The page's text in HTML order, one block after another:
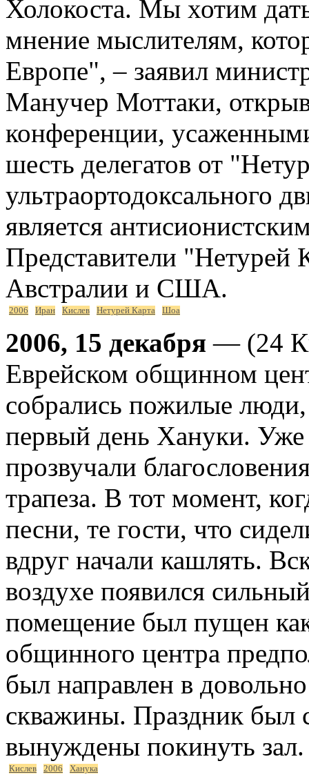
Холокоста. Мы хотим
мнение мыслителям,
Европе", – заявил
Манучер Моттаки,
конференции,
шесть делегатов от
ультраортодоксального
является
Представители "Нетурей
Австралии и США.
2006 Иран Кислев Нетурей Карта Шоа
2006, 15 декабря — (24
Еврейском общинном
собрались пожилые
первый день Хануки.
прозвучали
трапеза. В тот момент,
песни, те гости, что
вдруг начали кашлять.
воздухе появился
помещение был пущен
общинного центра
был направлен в
скважины. Праздник
вынуждены покинуть зал.
Кислев 2006 Ханука